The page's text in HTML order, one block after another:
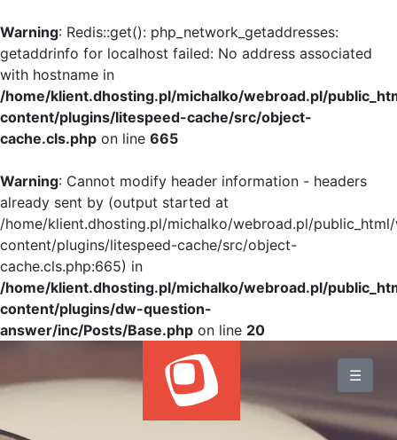
Warning: Redis::get(): php_network_getaddresses:
getaddrinfo for localhost failed: No address associated
with hostname in
/home/klient.dhosting.pl/michalko/webroad.pl/
content/plugins/litespeed-cache/src/object-
cache.cls.php on line 665
Warning: Cannot modify header information - headers
already sent by (output started at
/home/klient.dhosting.pl/michalko/webroad.pl/
content/plugins/litespeed-cache/src/object-
cache.cls.php:665) in
/home/klient.dhosting.pl/michalko/webroad.pl/
content/plugins/dw-question-
answer/inc/Posts/Base.php on line 20
☰
BLOG
WYDARZENIA